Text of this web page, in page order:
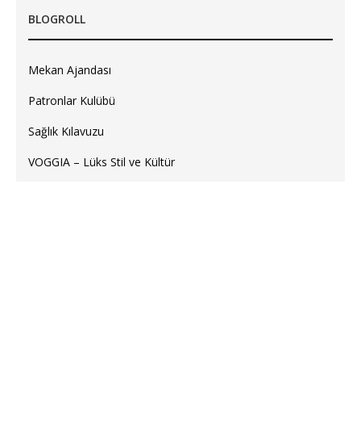
BLOGROLL
Mekan Ajandası
Patronlar Kulübü
Sağlık Kılavuzu
VOGGIA – Lüks Stil ve Kültür